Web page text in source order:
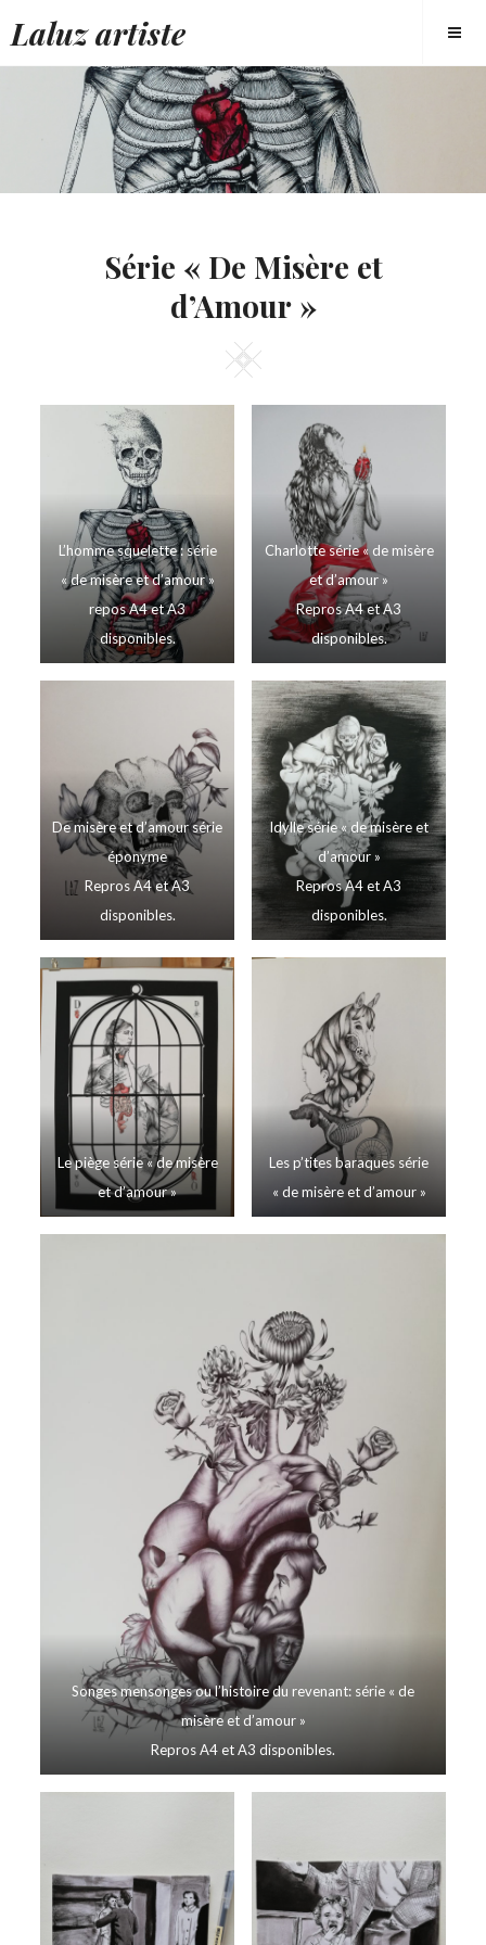
to
content
Laluz artiste
Série « De Misère et
d’Amour »
Square
L’homme squelette : série
« de misère et d’amour »
repos A4 et A3
disponibles.
Charlotte série « de misère
et d’amour »
Repros A4 et A3
disponibles.
De misère et d’amour série
éponyme
Repros A4 et A3
disponibles.
Idylle série « de misère et
d’amour »
Repros A4 et A3
disponibles.
Le piège série « de misère
et d’amour »
Les p’tites baraques série
« de misère et d’amour »
Songes mensonges ou l’histoire du revenant: série « de
misère et d’amour »
Repros A4 et A3 disponibles.